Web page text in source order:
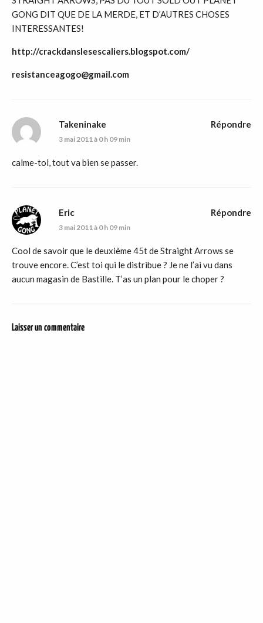
GONG DIT QUE DE LA MERDE, ET D’AUTRES CHOSES
INTERESSANTES!
http://crackdanslesescaliers.blogspot.com/
resistanceagogo@gmail.com
Takeninake
3 mai 2011 à 0 h 09 min
calme-toi, tout va bien se passer.
Répondre
Eric
3 mai 2011 à 0 h 09 min
Cool de savoir que le deuxième 45t de Straight Arrows se
trouve encore. C’est toi qui le distribue ? Je ne l’ai vu dans
aucun magasin de Bastille. T’as un plan pour le choper ?
Répondre
Laisser un commentaire